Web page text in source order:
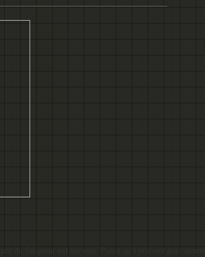
du Seigneur est sur moi, Parce qu'il m'a oint pour